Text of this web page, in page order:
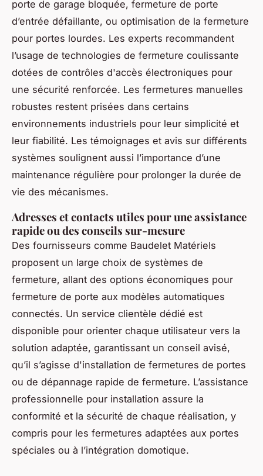
porte de garage bloquée, fermeture de porte
d’entrée défaillante, ou optimisation de la fermeture
pour portes lourdes. Les experts recommandent
l’usage de technologies de fermeture coulissante
dotées de contrôles d'accès électroniques pour
une sécurité renforcée. Les fermetures manuelles
robustes restent prisées dans certains
environnements industriels pour leur simplicité et
leur fiabilité. Les témoignages et avis sur différents
systèmes soulignent aussi l’importance d’une
maintenance régulière pour prolonger la durée de
vie des mécanismes.
Adresses et contacts utiles pour une assistance
rapide ou des conseils sur-mesure
Des fournisseurs comme Baudelet Matériels
proposent un large choix de systèmes de
fermeture, allant des options économiques pour
fermeture de porte aux modèles automatiques
connectés. Un service clientèle dédié est
disponible pour orienter chaque utilisateur vers la
solution adaptée, garantissant un conseil avisé,
qu’il s’agisse d'installation de fermetures de portes
ou de dépannage rapide de fermeture. L’assistance
professionnelle pour installation assure la
conformité et la sécurité de chaque réalisation, y
compris pour les fermetures adaptées aux portes
spéciales ou à l’intégration domotique.